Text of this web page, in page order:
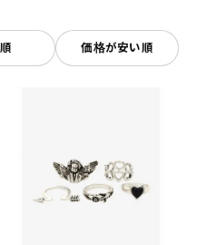
価格が安い順